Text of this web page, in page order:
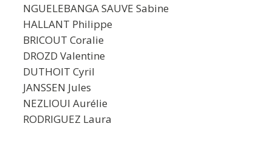
NGUELEBANGA SAUVE Sabine
HALLANT Philippe
BRICOUT Coralie
DROZD Valentine
DUTHOIT Cyril
JANSSEN Jules
NEZLIOUI Aurélie
RODRIGUEZ Laura